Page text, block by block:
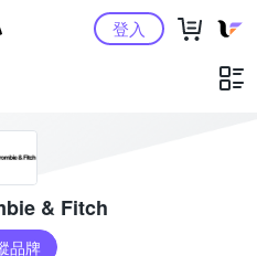
Yahoo購物中心登入
& Fitch
品牌